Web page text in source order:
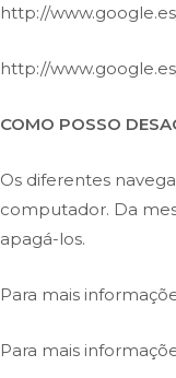
http://
http://
COMO POSSO
Os diferentes
computador. Da
apagá-los.
Para mais
Para mais